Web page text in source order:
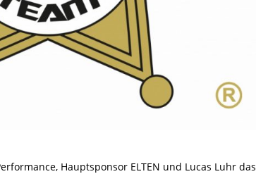
Hauptsponsor ELTEN und Lucas Luhr das